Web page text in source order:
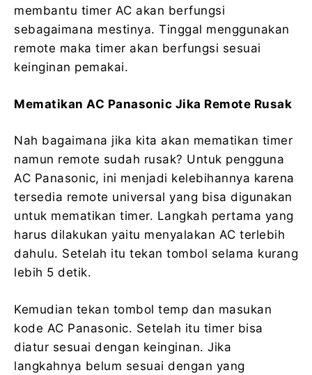
membantu timer AC akan berfungsi
sebagaimana mestinya. Tinggal menggunakan
remote maka timer akan berfungsi sesuai
keinginan pemakai.
Mematikan AC Panasonic Jika Remote Rusak
Nah bagaimana jika kita akan mematikan timer
namun remote sudah rusak? Untuk pengguna
AC Panasonic, ini menjadi kelebihannya karena
tersedia remote universal yang bisa digunakan
untuk mematikan timer. Langkah pertama yang
harus dilakukan yaitu menyalakan AC terlebih
dahulu. Setelah itu tekan tombol selama kurang
lebih 5 detik.
Kemudian tekan tombol temp dan masukan
kode AC Panasonic. Setelah itu timer bisa
diatur sesuai dengan keinginan. Jika
langkahnya belum sesuai dengan yang